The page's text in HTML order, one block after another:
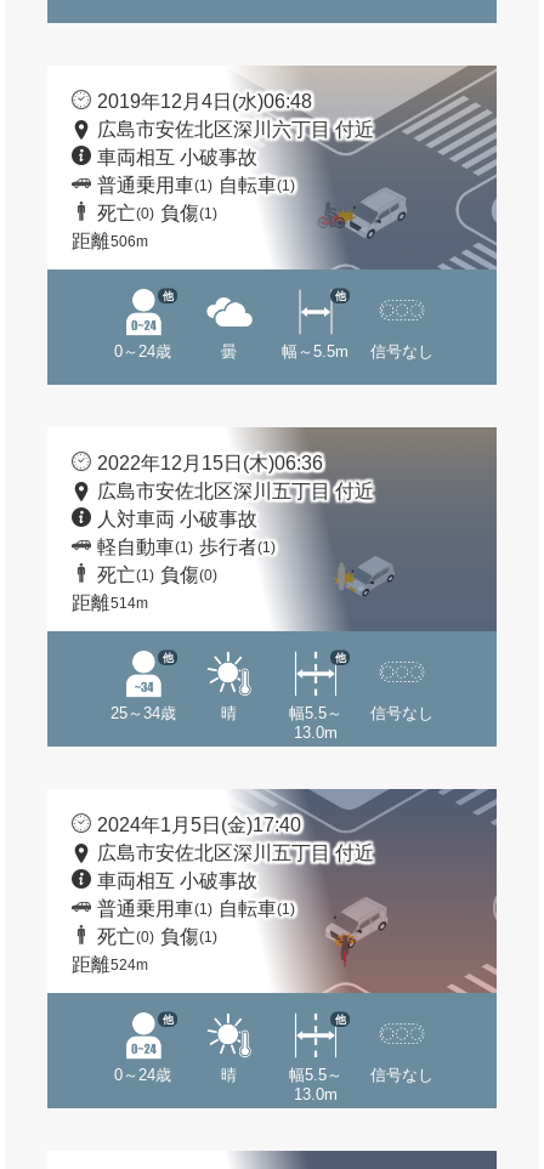
2019年12月4日(水)06:48
広島市安佐北区深川六丁目 付近
車両相互 小破事故
普通乗用車(1) 自転車(1)
死亡(0) 負傷(1)
距離506m
0～24歳
他
曇 幅～5.5m
他
信号なし
2022年12月15日(木)06:36
広島市安佐北区深川五丁目 付近
人対車両 小破事故
軽自動車(1) 歩行者(1)
死亡(1) 負傷(0)
距離514m
25～34歳
他
晴
幅5.5～
13.0m
他
信号なし
2024年1月5日(金)17:40
広島市安佐北区深川五丁目 付近
車両相互 小破事故
普通乗用車(1) 自転車(1)
死亡(0) 負傷(1)
距離524m
0～24歳
他
晴
幅5.5～
13.0m
他
信号なし